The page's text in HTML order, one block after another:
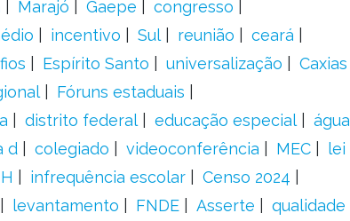
Marajó Gaepe
congresso
incentivo Sul reunião
ceará
Espírito Santo universalização
Caxias
Fóruns estaduais
distrito federal educação especial
água
d colegiado videoconferência MEC
lei
infrequência escolar
Censo 2024
levantamento FNDE Asserte
qualidade